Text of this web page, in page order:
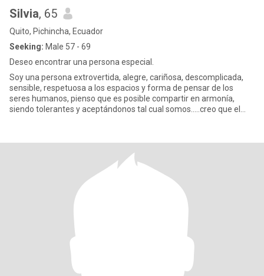
Silvia, 65
Quito, Pichincha, Ecuador
Seeking: Male 57 - 69
Deseo encontrar una persona especial.
Soy una persona extrovertida, alegre, cariñosa, descomplicada,
sensible, respetuosa a los espacios y forma de pensar de los
seres humanos, pienso que es posible compartir en armonía,
siendo tolerantes y aceptándonos tal cual somos.....creo que el